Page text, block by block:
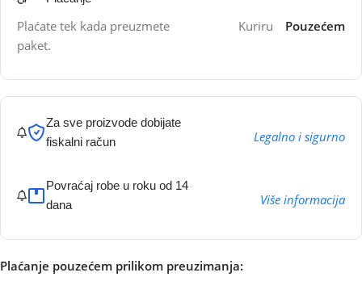
Plaćate tek kada preuzmete
paket.
Kuriru Pouzećem
Za sve proizvode dobijate
fiskalni račun
Legalno i sigurno
Povraćaj robe u roku od 14
dana
Više informacija
Plaćanje pouzećem prilikom preuzimanja: